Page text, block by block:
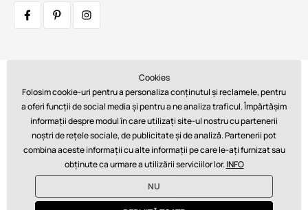
Plăți:
© 2026 www.glamadise.ro. Asigură tehnicSimplia s.r.o.
Cookies
Folosim cookie-uri pentru a personaliza conținutul și reclamele, pentru
a oferi funcții de social media și pentru a ne analiza traficul. Împărtășim
informații despre modul în care utilizați site-ul nostru cu partenerii
noștri de rețele sociale, de publicitate și de analiză. Partenerii pot
combina aceste informații cu alte informații pe care le-ați furnizat sau
obținute ca urmare a utilizării serviciilor lor.INFO
NU